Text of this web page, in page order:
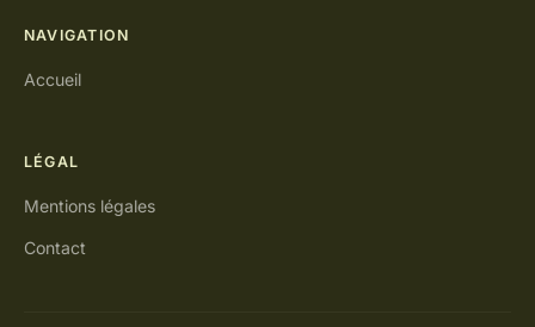
NAVIGATION
Accueil
LÉGAL
Mentions légales
Contact